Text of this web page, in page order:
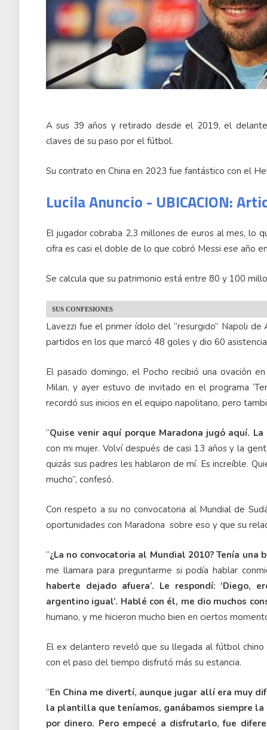
A sus 39 años y retirado desde el 2019, el
claves de su paso por el fútbol.
Su contrato en China en 2023 fue fantástico con el
Lucila Anuncio - UBICACION:
El jugador cobraba 2,3 millones de euros al mes, lo
cifra es casi el doble de lo que cobró Messi ese año
Se calcula que su patrimonio está entre 80 y 100
SUS CONFESIONES
Lavezzi fue el primer ídolo del “resurgido” Napoli
partidos en los que marcó 48 goles y dio 60
El pasado domingo, el Pocho recibió una ovación
Milan, y ayer estuvo de invitado en el programa
recordó sus inicios en el equipo napolitano, pero
“Quise venir aquí porque Maradona jugó aquí.
con mi mujer. Volví después de casi 13 años y la
quizás sus padres les hablaron de mí. Es increíble.
mucho”, confesó.
Con respeto a su no convocatoria al Mundial de
oportunidades con Maradona sobre eso y que su
“¿La no convocatoria al Mundial 2010? Tenía una
me llamara para preguntarme si podía hablar
haberte dejado afuera’. Le respondí:
argentino igual’. Hablé con él, me dio muchos
humano, y me hicieron mucho bien en ciertos
El ex delantero reveló que su llegada al fútbol
con el paso del tiempo disfrutó más su estancia.
“En China me divertí, aunque jugar allí era muy
la plantilla que teníamos, ganábamos siempre la
por dinero. Pero empecé a disfrutarlo, fue